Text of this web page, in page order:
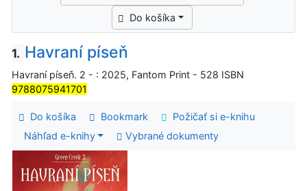
Do košíka
1. Havraní píseň
Havraní píseň. 2 - : 2025, Fantom Print - 528 ISBN
9788075941701
Do košíka Bookmark
Požičať si e-knihu
Náhľad e-knihy
Vybrané dokumenty